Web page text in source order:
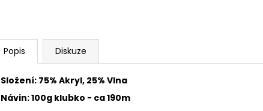
Popis Diskuze
Složení: 75% Akryl, 25% Vlna
Návin: 100g klubko - ca 190m